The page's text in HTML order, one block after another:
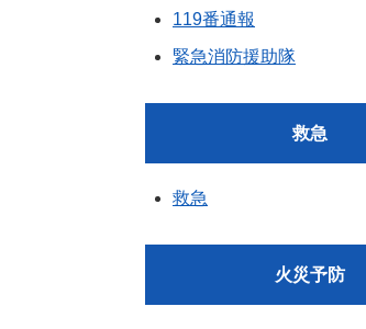
119番通報
緊急消防援助隊
救急
救急
火災予防